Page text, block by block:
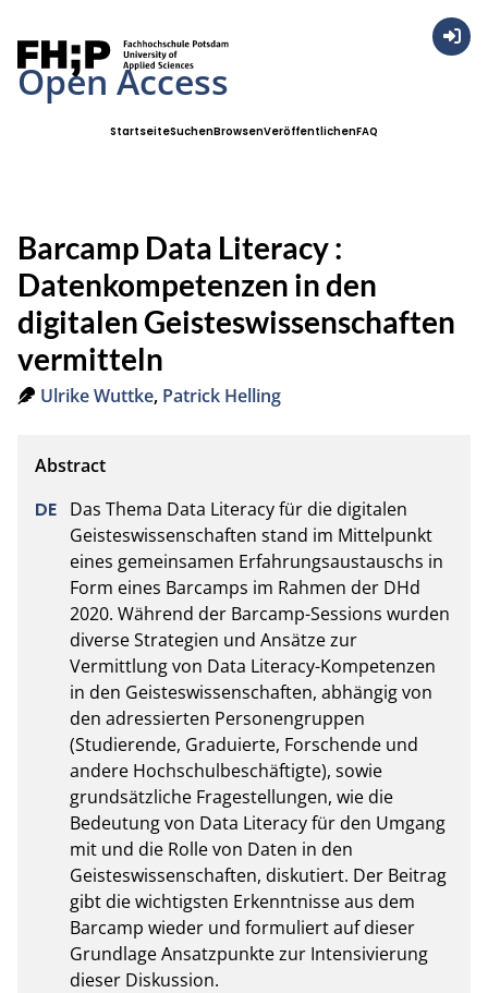
Open Access
StartseiteSuchenBrowsenVeröffentlichenFAQ
Barcamp Data Literacy :
Datenkompetenzen in den
digitalen Geisteswissenschaften
vermitteln
Ulrike Wuttke, Patrick Helling
Das Thema Data Literacy für die digitalen
Geisteswissenschaften stand im Mittelpunkt
eines gemeinsamen Erfahrungsaustauschs in
Form eines Barcamps im Rahmen der DHd
2020. Während der Barcamp-Sessions wurden
diverse Strategien und Ansätze zur
Vermittlung von Data Literacy-Kompetenzen
in den Geisteswissenschaften, abhängig von
den adressierten Personengruppen
(Studierende, Graduierte, Forschende und
andere Hochschulbeschäftigte), sowie
grundsätzliche Fragestellungen, wie die
Bedeutung von Data Literacy für den Umgang
mit und die Rolle von Daten in den
Geisteswissenschaften, diskutiert. Der Beitrag
gibt die wichtigsten Erkenntnisse aus dem
Barcamp wieder und formuliert auf dieser
Grundlage Ansatzpunkte zur Intensivierung
dieser Diskussion.